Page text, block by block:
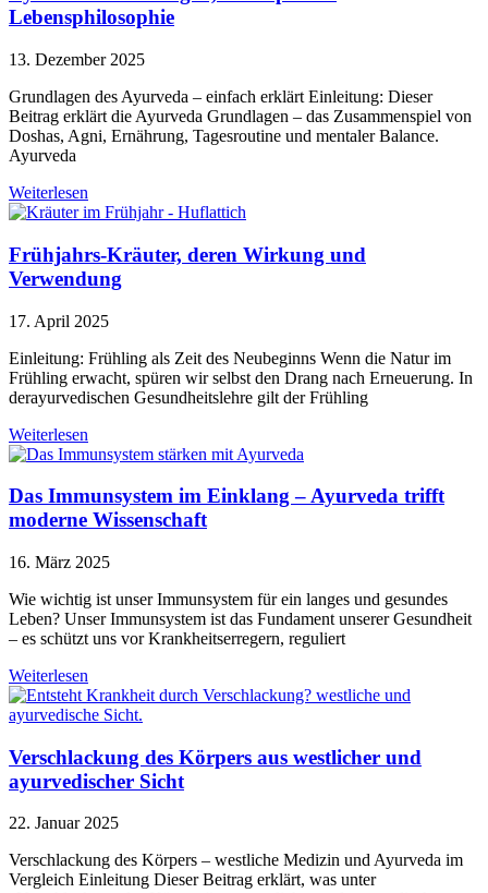
Lebensphilosophie
13. Dezember 2025
Grundlagen des Ayurveda – einfach erklärt Einleitung: Dieser
Beitrag erklärt die Ayurveda Grundlagen – das Zusammenspiel von
Doshas, Agni, Ernährung, Tagesroutine und mentaler Balance.
Ayurveda
Weiterlesen
Frühjahrs-Kräuter, deren Wirkung und
Verwendung
17. April 2025
Einleitung: Frühling als Zeit des Neubeginns Wenn die Natur im
Frühling erwacht, spüren wir selbst den Drang nach Erneuerung. In
derayurvedischen Gesundheitslehre gilt der Frühling
Weiterlesen
Das Immunsystem im Einklang – Ayurveda trifft
moderne Wissenschaft
16. März 2025
Wie wichtig ist unser Immunsystem für ein langes und gesundes
Leben? Unser Immunsystem ist das Fundament unserer Gesundheit
– es schützt uns vor Krankheitserregern, reguliert
Weiterlesen
Verschlackung des Körpers aus westlicher und
ayurvedischer Sicht
22. Januar 2025
Verschlackung des Körpers – westliche Medizin und Ayurveda im
Vergleich Einleitung Dieser Beitrag erklärt, was unter